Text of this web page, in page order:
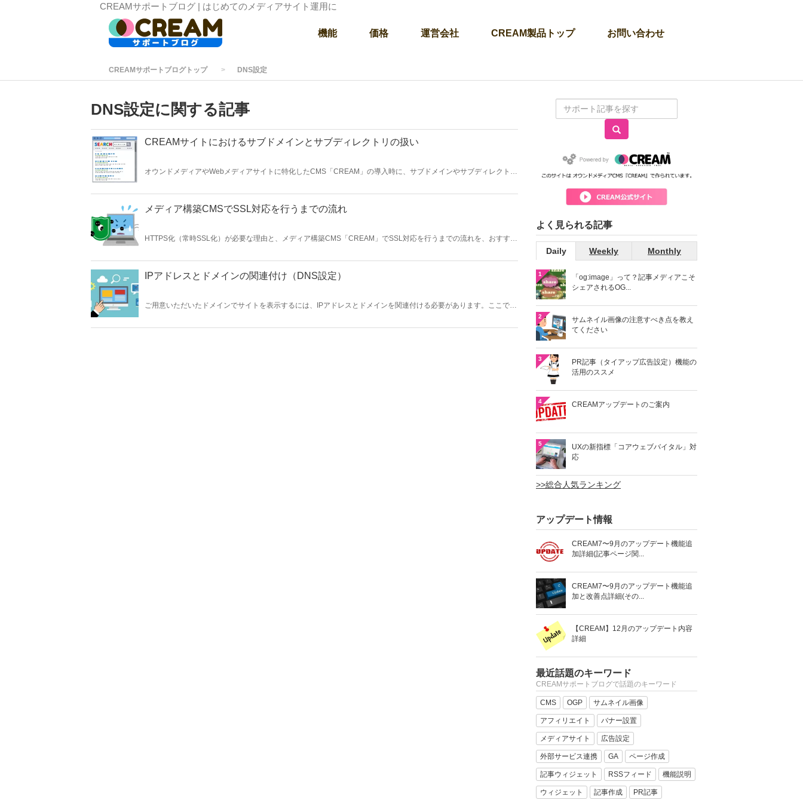
CREAMサポートブログ | はじめてのメディアサイト運用に
機能 価格 運営会社 CREAM製品トップ お問い合わせ
CREAMサポートブログトップ DNS設定
DNS設定に関する記事
CREAMサイトにおけるサブドメインとサブディレクトリの扱い
オウンドメディアやWebメディアサイトに特化したCMS「CREAM」の導入時に、サブドメインやサブディレクトリ
メディア構築CMSでSSL対応を行うまでの流れ
HTTPS化（常時SSL化）が必要な理由と、メディア構築CMS「CREAM」でSSL対応を行うまでの流れを、おすすめ
IPアドレスとドメインの関連付け（DNS設定）
ご用意いただいたドメインでサイトを表示するには、IPアドレスとドメインを関連付ける必要があります。ここでは
よく見られる記事
Daily Weekly Monthly
1
「og:image」って？記事メディアこそ
シェアされるOG...
2
サムネイル画像の注意すべき点を教え
てください
3
PR記事（タイアップ広告設定）機能の
活用のススメ
4 CREAMアップデートのご案内
5
UXの新指標「コアウェブバイタル」対
応
>>総合人気ランキング
アップデート情報
CREAM7〜9月のアップデート機能追
加詳細(記事ページ関...
CREAM7〜9月のアップデート機能追
加と改善点詳細(その...
【CREAM】12月のアップデート内容
詳細
最近話題のキーワード
CREAMサポートブログで話題のキーワード
CMS OGP サムネイル画像
アフィリエイト バナー設置
メディアサイト 広告設定
外部サービス連携 GA ページ作成
記事ウィジェット RSSフィード 機能説明
ウィジェット 記事作成 PR記事